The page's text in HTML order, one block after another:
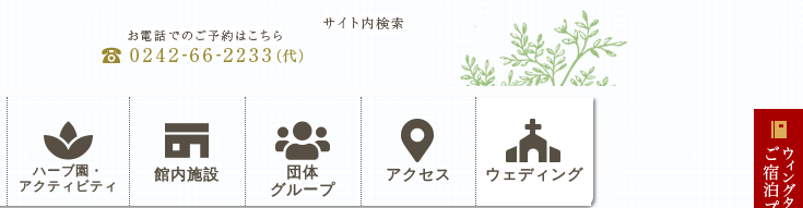
ハーブ園・
アクティビティ
館内施設
団体
グループ
アクセス ウェディング